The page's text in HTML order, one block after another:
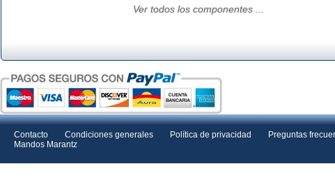
Ver todos los componentes ...
Contacto Condiciones generales Política de privacidad Preguntas
Mandos Marantz